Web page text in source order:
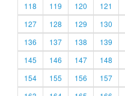
118
119 120 121
127
128 129 130
136
137 138 139
145
146 147 148
154
155 156 157